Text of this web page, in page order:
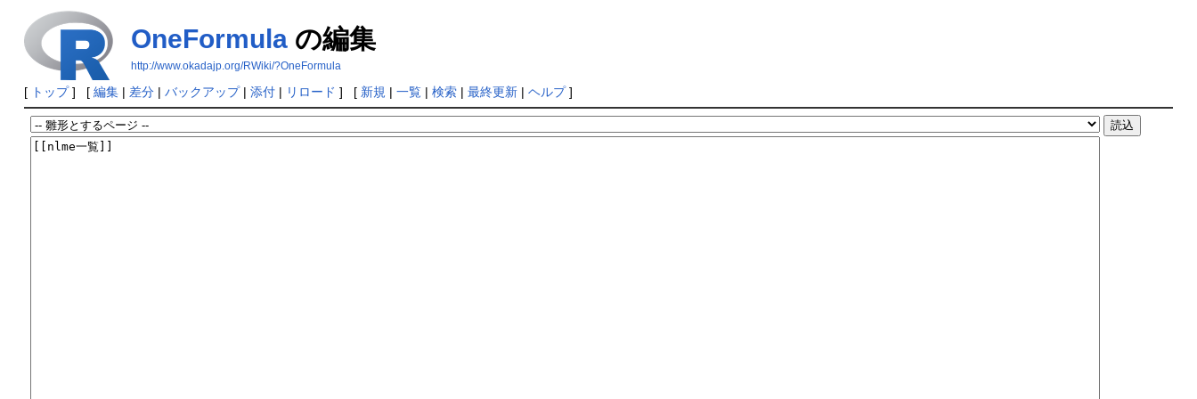
OneFormulaの編集
http://www.okadajp.org/RWiki/?OneFormula
[ トップ] [ 編集| 差分| バックアップ| 添付| リロード ] [ 新規 | 一覧| 検索| 最終更新| ヘルプ]